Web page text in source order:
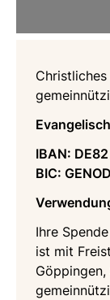
IBAN:
BIC:
Ihre
ist mit